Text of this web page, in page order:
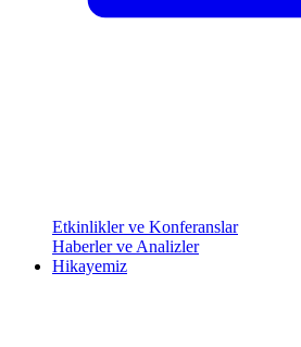
Etkinlikler ve Konferanslar
Haberler ve Analizler
Hikayemiz